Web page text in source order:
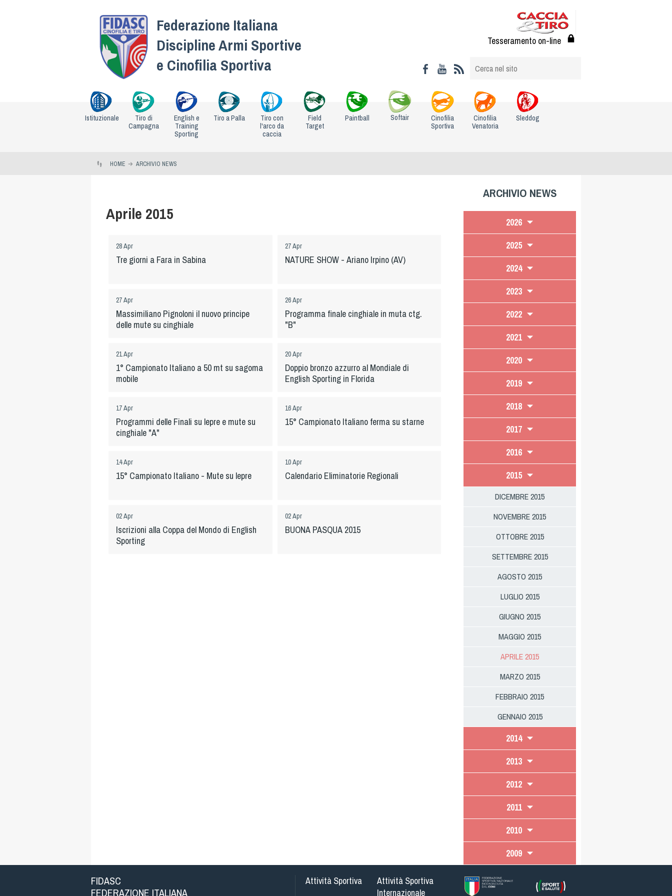
Federazione Italiana
Discipline Armi Sportive
e Cinofilia Sportiva
Tesseramento on-line
Istituzionale
Tiro di
Campagna
English e
Training
Sporting
Tiro a Palla
Tiro con
l'arco da
caccia
Field
Target
Paintball Softair
Cinofilia
Sportiva
Cinofilia
Venatoria
Sleddog
HOME ARCHIVIO NEWS
Aprile 2015
28 Apr
Tre giorni a Fara in Sabina
27 Apr
NATURE SHOW - Ariano Irpino (AV)
27 Apr
Massimiliano Pignoloni il nuovo principe
delle mute su cinghiale
26 Apr
Programma finale cinghiale in muta ctg.
"B"
21 Apr
1° Campionato Italiano a 50 mt su sagoma
mobile
20 Apr
Doppio bronzo azzurro al Mondiale di
English Sporting in Florida
17 Apr
Programmi delle Finali su lepre e mute su
cinghiale "A"
16 Apr
15° Campionato Italiano ferma su starne
14 Apr
15° Campionato Italiano - Mute su lepre
10 Apr
Calendario Eliminatorie Regionali
02 Apr
Iscrizioni alla Coppa del Mondo di English
Sporting
02 Apr
BUONA PASQUA 2015
ARCHIVIO NEWS
2026
2025
2024
2023
2022
2021
2020
2019
2018
2017
2016
2015
DICEMBRE 2015
NOVEMBRE 2015
OTTOBRE 2015
SETTEMBRE 2015
AGOSTO 2015
LUGLIO 2015
GIUGNO 2015
MAGGIO 2015
APRILE 2015
MARZO 2015
FEBBRAIO 2015
GENNAIO 2015
2014
2013
2012
2011
2010
2009
FIDASC
FEDERAZIONE ITALIANA
Attività Sportiva
Attività Sportiva
Internazionale